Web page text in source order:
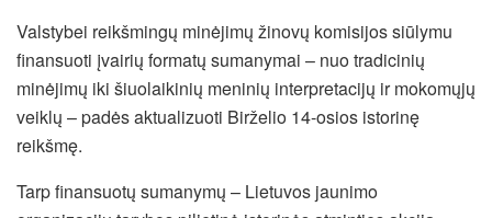
Valstybei reikšmingų minėjimų žinovų komisijos siūlymu
finansuoti įvairių formatų sumanymai – nuo tradicinių
minėjimų iki šiuolaikinių meninių interpretacijų ir mokomųjų
veiklų – padės aktualizuoti Birželio 14-osios istorinę
reikšmę.
Tarp finansuotų sumanymų – Lietuvos jaunimo